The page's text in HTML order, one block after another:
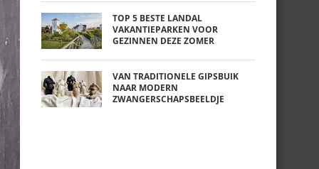
TOP 5 BESTE LANDAL
VAKANTIEPARKEN VOOR
GEZINNEN DEZE ZOMER
VAN TRADITIONELE GIPSBUIK
NAAR MODERN
ZWANGERSCHAPSBEELDJE